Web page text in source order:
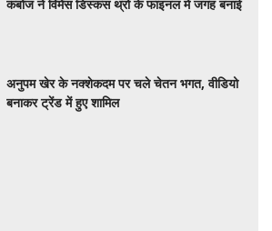
कंबोज ने विमेंस डिस्कस थ्रो के फाइनल में जगह बनाई
अनुपम खेर के नक्शेकदम पर चले चेतन भगत, वीडियो
बनाकर ट्रेंड में हुए शामिल